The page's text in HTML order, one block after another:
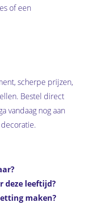
of een
scherpe prijzen,
Bestel direct
vandaag nog aan
deze leeftijd?
maken?